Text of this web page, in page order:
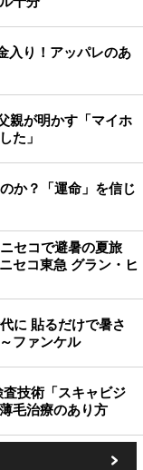
入り！アッパレのあ
親が明かす「マイホ
た」
か？「運命」を信じ
セコで避暑の夏旅
セコ東急 グラン・ヒ
に 貼るだけで暑さ
ファンケル
技術「スキャビジ
毛治療のあり方